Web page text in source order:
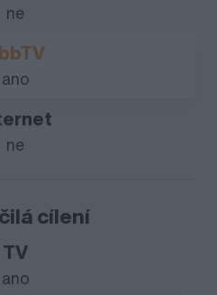
ne
ano
ne
cílení
ano